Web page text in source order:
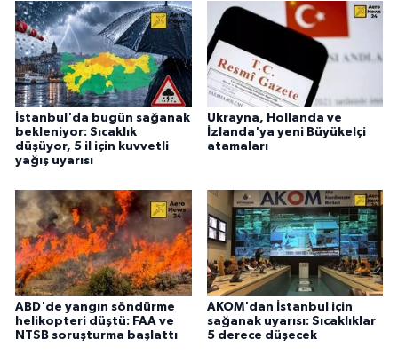
İstanbul'da bugün sağanak
bekleniyor: Sıcaklık
düşüyor, 5 il için kuvvetli
yağış uyarısı
Ukrayna, Hollanda ve
İzlanda'ya yeni Büyükelçi
atamaları
ABD'de yangın söndürme
helikopteri düştü: FAA ve
NTSB soruşturma başlattı
AKOM'dan İstanbul için
sağanak uyarısı: Sıcaklıklar
5 derece düşecek